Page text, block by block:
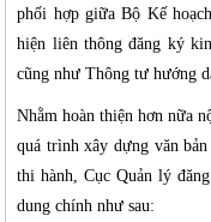
phối hợp giữa Bộ Kế
hiện liên thông đăng ký
cũng như Thông tư hướng
Nhằm hoàn thiện hơn nữa
quá trình xây dựng văn
thi hành, Cục Quản lý
dung chính như sau: